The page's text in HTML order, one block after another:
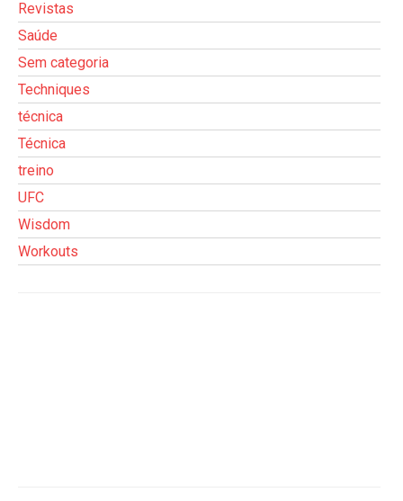
Revistas
Saúde
Sem categoria
Techniques
técnica
Técnica
treino
UFC
Wisdom
Workouts